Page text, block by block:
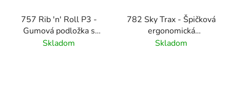
757 Rib 'n' Roll P3 -
Gumová podložka s
jemným rebrovým
Skladom
782 Sky Trax - Špičková
ergonomická
protiúnavová rohož -
Skladom